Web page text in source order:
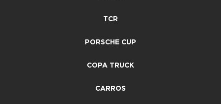
TCR
PORSCHE CUP
COPA TRUCK
CARROS